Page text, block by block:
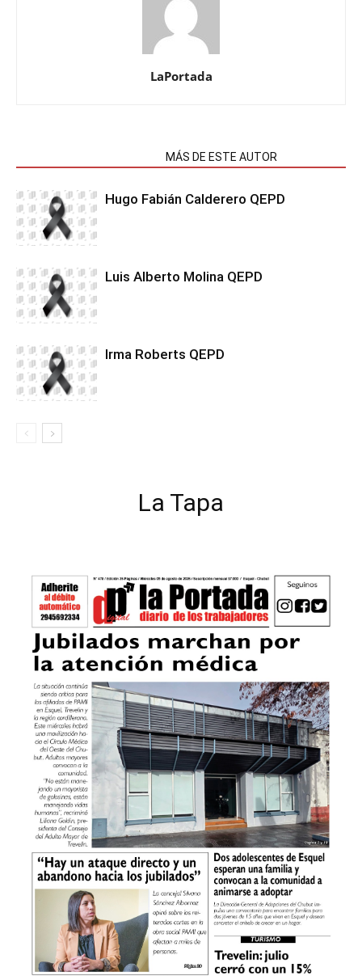
LaPortada
MÁS DE ESTE AUTOR
Hugo Fabián Calderero QEPD
Luis Alberto Molina QEPD
Irma Roberts QEPD
La Tapa